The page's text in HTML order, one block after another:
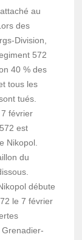
au
des
Division,
572
40 % des
tous les
tués.
février
est
Nikopol.
du
débute
le 7 février